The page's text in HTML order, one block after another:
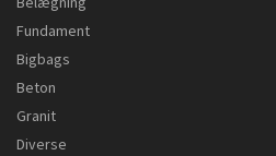
Fundament
Bigbags
Beton
Granit
Diverse